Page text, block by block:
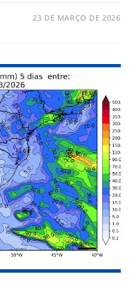
23 DE MARÇO DE 2026